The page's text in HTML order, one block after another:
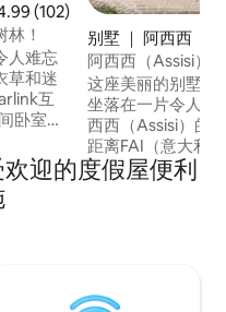
评分 4.99 分（满分 5 分），
(102)
！
人难忘
草和迷
互
和凉
树林、
别墅 ｜ 阿西西
阿西西（Assisi）
这座美丽的别墅拥
坐落在一片令人惊
西西（Assisi）的
距离FAI（意大利
方济各森林”（
景点仅几米之遥。
迎的度假屋便利